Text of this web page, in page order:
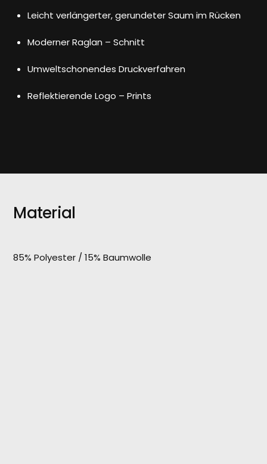
Leicht verlängerter, gerundeter Saum im Rücken
Moderner Raglan – Schnitt
Umweltschonendes Druckverfahren
Reflektierende Logo – Prints
Material
85% Polyester / 15% Baumwolle